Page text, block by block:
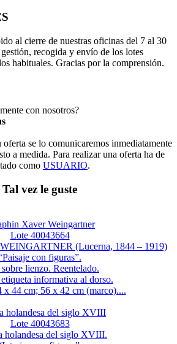
al cierre de nuestras oficinas del 7 al 30
recogida y envío de los lotes
habituales. Gracias por la comprensión.
con nosotros?
oferta se lo comunicaremos inmediatamente
a medida. Para realizar una oferta ha de
como USUARIO.
Tal vez le guste
Xaver Weingartner
Lote 40043664
(Lucerna, 1844 – 1919)
con figuras”.
lienzo. Reentelado.
etiqueta informativa al dorso.
x 44 cm; 56 x 42 cm (marco)....
holandesa del siglo XVIII
Lote 40043683
holandesa del siglo XVIII.